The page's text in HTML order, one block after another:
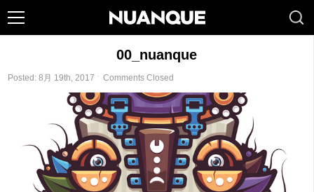
00_nuanque
Posted: 8月 19th, 2017 ˑ Comments Closed